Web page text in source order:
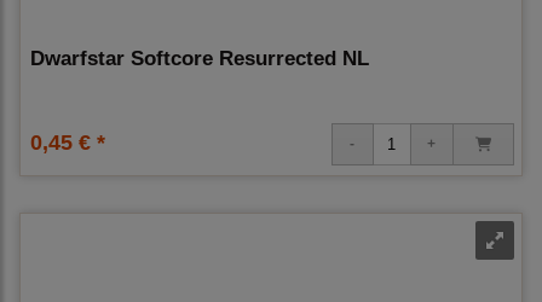
Dwarfstar Softcore Resurrected NL
0,45 € *